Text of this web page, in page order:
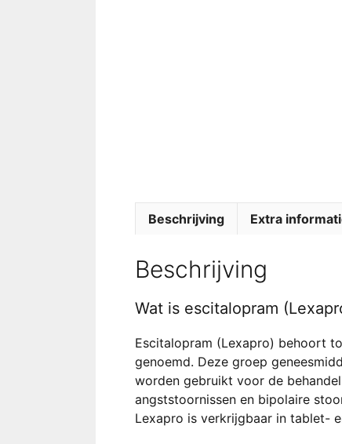
Beschrijving Extra
Beschrijving
Wat is escitalopram
Escitalopram (Lexapro) behoort
genoemd. Deze groep
worden gebruikt voor de
angststoornissen en bipolaire
Lexapro is verkrijgbaar in tablet-